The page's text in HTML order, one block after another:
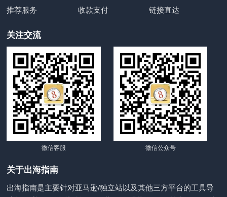
推荐服务
收款支付 链接直达
关注交流
微信客服 微信公众号
关于出海指南
出海指南是主要针对亚马逊/独立站以及其他三方平台的工具导